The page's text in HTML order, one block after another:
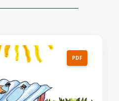
PDF